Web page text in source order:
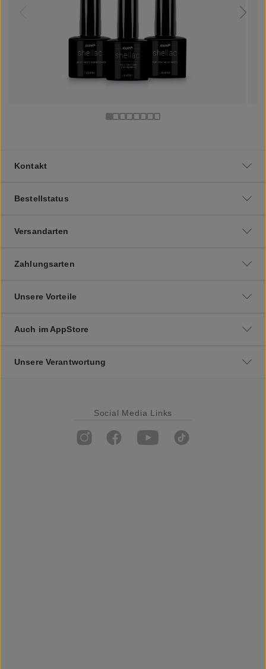
Kontakt
Bestellstatus
Versandarten
Zahlungsarten
Unsere Vorteile
Auch im AppStore
Unsere Verantwortung
Social Media Links